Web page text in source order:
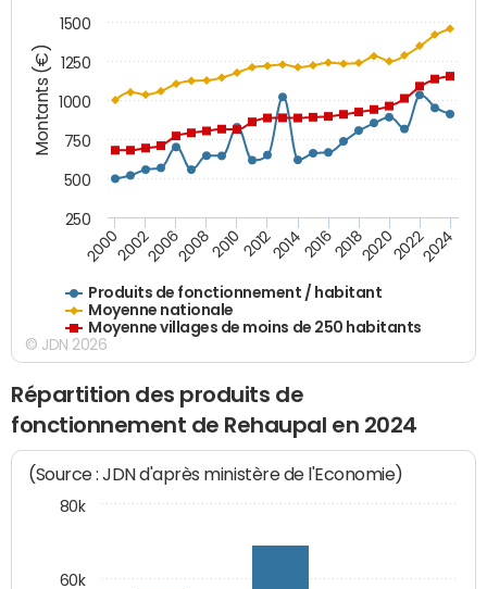
Montants (€)
Produits de fonctionnement / habitant
Moyenne nationale
Moyenne villages de moins de 250 habitants
200020022006200820102012201420162018202020222024
250
500
750
1000
1250
1500
© JDN 2026
Répartition des produits de
fonctionnement de Rehaupal en 2024
(Source : JDN d'après ministère de l'Economie)
60k
80k